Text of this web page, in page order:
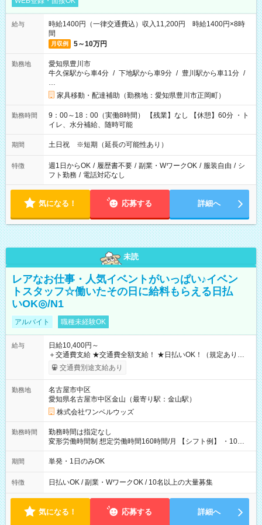
給与
時給1400円（一律交通費込）収入11,200円 時給1400円×8時
間
月収例 5～10万円
勤務地
愛知県豊川市
牛久保駅から車4分 / 下地駅から車9分 / 豊川駅から車11分 /
…
家具移動・配達補助（勤務地：愛知県豊川市正岡町）
勤務時間
9：00～18：00（実働8時間） 【残業】なし 【休憩】60分 ・ト
イレ、水分補給、随時可能
期間 土日祝 ※短期（延長の可能性あり）
特徴 週1日からOK / 履歴書不要 / 副業・WワークOK / 服装自由 / シ
フト勤務 / 電話対応なし
気になる！ 応募する 詳細へ
未読
レアなお仕事・人気イベントがいっぱい♪イベン
トスタッフ☆働いたその日に給料もらえる日払
いOK◎/N1
アルバイト 職種未経験OK
給与
日給10,400円～
＋交通費支給 ★交通費全額支給！ ★日払いOK！（規定あり） ┗
働いたその日に現金GET♪ お仕事後はコンビニATMから 日払
交通費別途支給あり
勤務地
名古屋市中区
愛知県名古屋市中区金山（最寄り駅：金山駅）
株式会社ワンベルウッズ
勤務時間
勤務時間は指定なし
変形労働時間制 想定労働時間160時間/月 【シフト例】 ・10：
00～20：00
期間 単発・1日のみOK
特徴 日払いOK / 副業・WワークOK / 10名以上の大量募集
気になる！ 応募する 詳細へ